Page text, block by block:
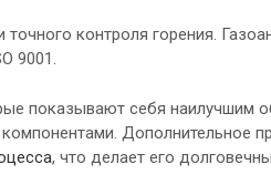
контроля горения.
9001.
показывают себя наилучшим
Дополнительное
, что делает его